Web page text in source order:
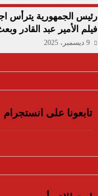
رئيس الجمهورية يترأس
فيلم الأمير عبد القادر
السينماتوغرافية
9 ديسمبر، 2025
تابعونا على انستجرام